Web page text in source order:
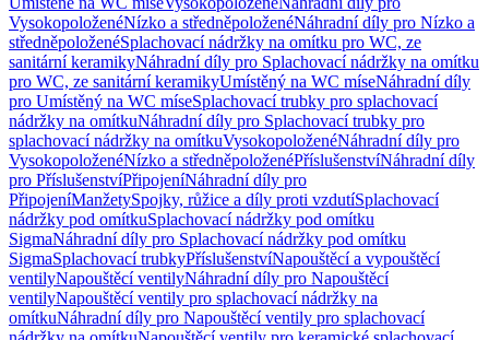
VysokopoloženéNízko a středněpoloženéNáhradní díly pro Nízko a
středněpoloženéSplachovací nádržky na omítku pro WC, ze
sanitární keramikyNáhradní díly pro Splachovací nádržky na omítku
pro WC, ze sanitární keramikyUmístěný na WC míseNáhradní díly
pro Umístěný na WC míseSplachovací trubky pro splachovací
nádržky na omítkuNáhradní díly pro Splachovací trubky pro
splachovací nádržky na omítkuVysokopoloženéNáhradní díly pro
VysokopoloženéNízko a středněpoloženéPříslušenstvíNáhradní díly
pro PříslušenstvíPřipojeníNáhradní díly pro
PřipojeníManžetySpojky, růžice a díly proti vzdutíSplachovací
nádržky pod omítkuSplachovací nádržky pod omítku
SigmaNáhradní díly pro Splachovací nádržky pod omítku
SigmaSplachovací trubkyPříslušenstvíNapouštěcí a vypouštěcí
ventilyNapouštěcí ventilyNáhradní díly pro Napouštěcí
ventilyNapouštěcí ventily pro splachovací nádržky na
omítkuNáhradní díly pro Napouštěcí ventily pro splachovací